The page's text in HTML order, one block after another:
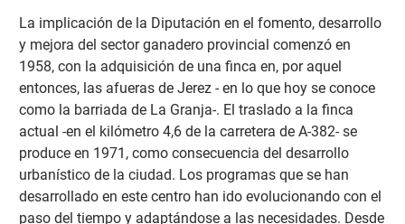
La implicación de la Diputación en el fomento, desarrollo
y mejora del sector ganadero provincial comenzó en
1958, con la adquisición de una finca en, por aquel
entonces, las afueras de Jerez - en lo que hoy se conoce
como la barriada de La Granja-. El traslado a la finca
actual -en el kilómetro 4,6 de la carretera de A-382- se
produce en 1971, como consecuencia del desarrollo
urbanístico de la ciudad. Los programas que se han
desarrollado en este centro han ido evolucionando con el
paso del tiempo y adaptándose a las necesidades. Desde